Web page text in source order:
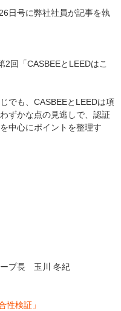
日号に弊社社員が記事を執
回「CASBEEとLEEDはこ
でも、CASBEEとLEEDは項
ずかな点の見逃しで、認証
中心にポイントを整理す
ープ長 玉川 冬紀
性検証」